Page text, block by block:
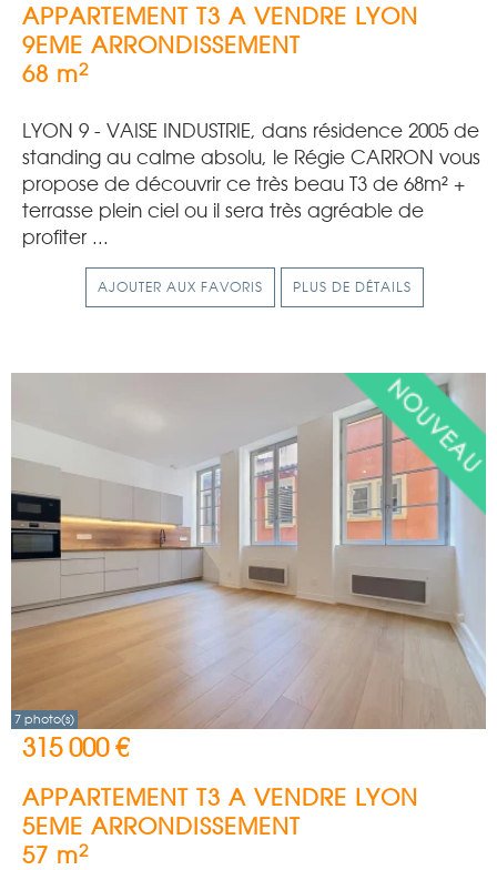
APPARTEMENT T3 A VENDRE LYON
9EME ARRONDISSEMENT
68 m2
LYON 9 - VAISE INDUSTRIE, dans résidence 2005 de
standing au calme absolu, le Régie CARRON vous
propose de découvrir ce très beau T3 de 68m² +
terrasse plein ciel ou il sera très agréable de
profiter ...
AJOUTER AUX FAVORIS PLUS DE DÉTAILS
7 photo(s)
315 000 €
APPARTEMENT T3 A VENDRE LYON
5EME ARRONDISSEMENT
57 m2